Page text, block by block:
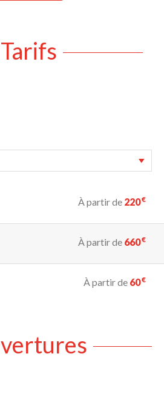
Tarifs
À partir de 220€
À partir de 660€
À partir de 60€